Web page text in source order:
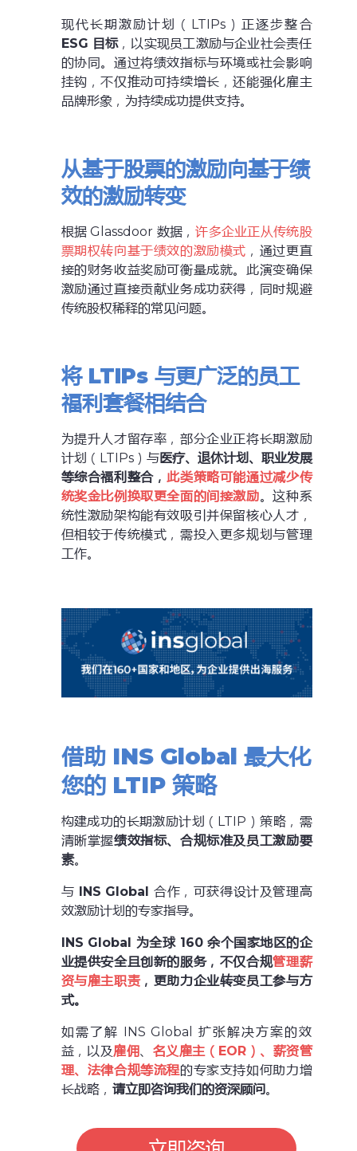
现代长期激励计划（LTIPs）正逐步整合
ESG 目标，以实现员工激励与企业社会责任
的协同。通过将绩效指标与环境或社会影响
挂钩，不仅推动可持续增长，还能强化雇主
品牌形象，为持续成功提供支持。
从基于股票的激励向基于绩
效的激励转变
根据 Glassdoor 数据，许多企业正从传统股
票期权转向基于绩效的激励模式 ，通过更直
接的财务收益奖励可衡量成就。此演变确保
激励通过直接贡献业务成功获得，同时规避
传统股权稀释的常见问题。
将 LTIPs 与更广泛的员工
福利套餐相结合
为提升人才留存率，部分企业正将长期激励
计划（LTIPs）与医疗、退休计划、职业发展
等综合福利整合，此类策略可能通过减少传
统奖金比例换取更全面的间接激励。这种系
统性激励架构能有效吸引并保留核心人才，
但相较于传统模式，需投入更多规划与管理
工作。
借助 INS Global 最大化
您的 LTIP 策略
构建成功的长期激励计划（LTIP）策略，需
清晰掌握绩效指标、合规标准及员工激励要
素。
与 INS Global 合作，可获得设计及管理高
效激励计划的专家指导。
INS Global 为全球 160 余个国家地区的企
业提供安全且创新的服务，不仅合规管理薪
资与雇主职责，更助力企业转变员工参与方
式。
如需了解 INS Global 扩张解决方案的效
益，以及雇佣、 名义雇主（EOR）、薪资管
理、法律合规等流程的专家支持如何助力增
长战略， 请立即咨询我们的资深顾问。